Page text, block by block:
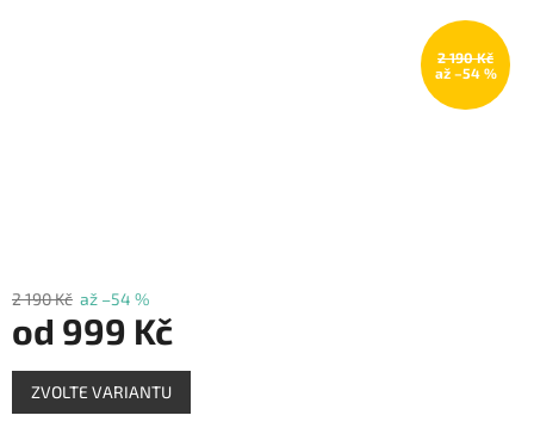
2 190 Kč
až –54 %
2 190 Kč až –54 %
od 999 Kč
Měrná
cena:
ZVOLTE VARIANTU